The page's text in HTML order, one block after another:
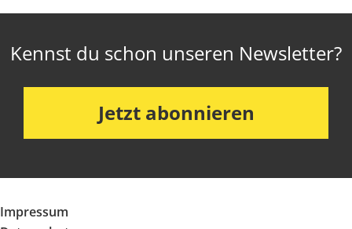
Kennst du schon unseren Newsletter?
Jetzt abonnieren
Impressum